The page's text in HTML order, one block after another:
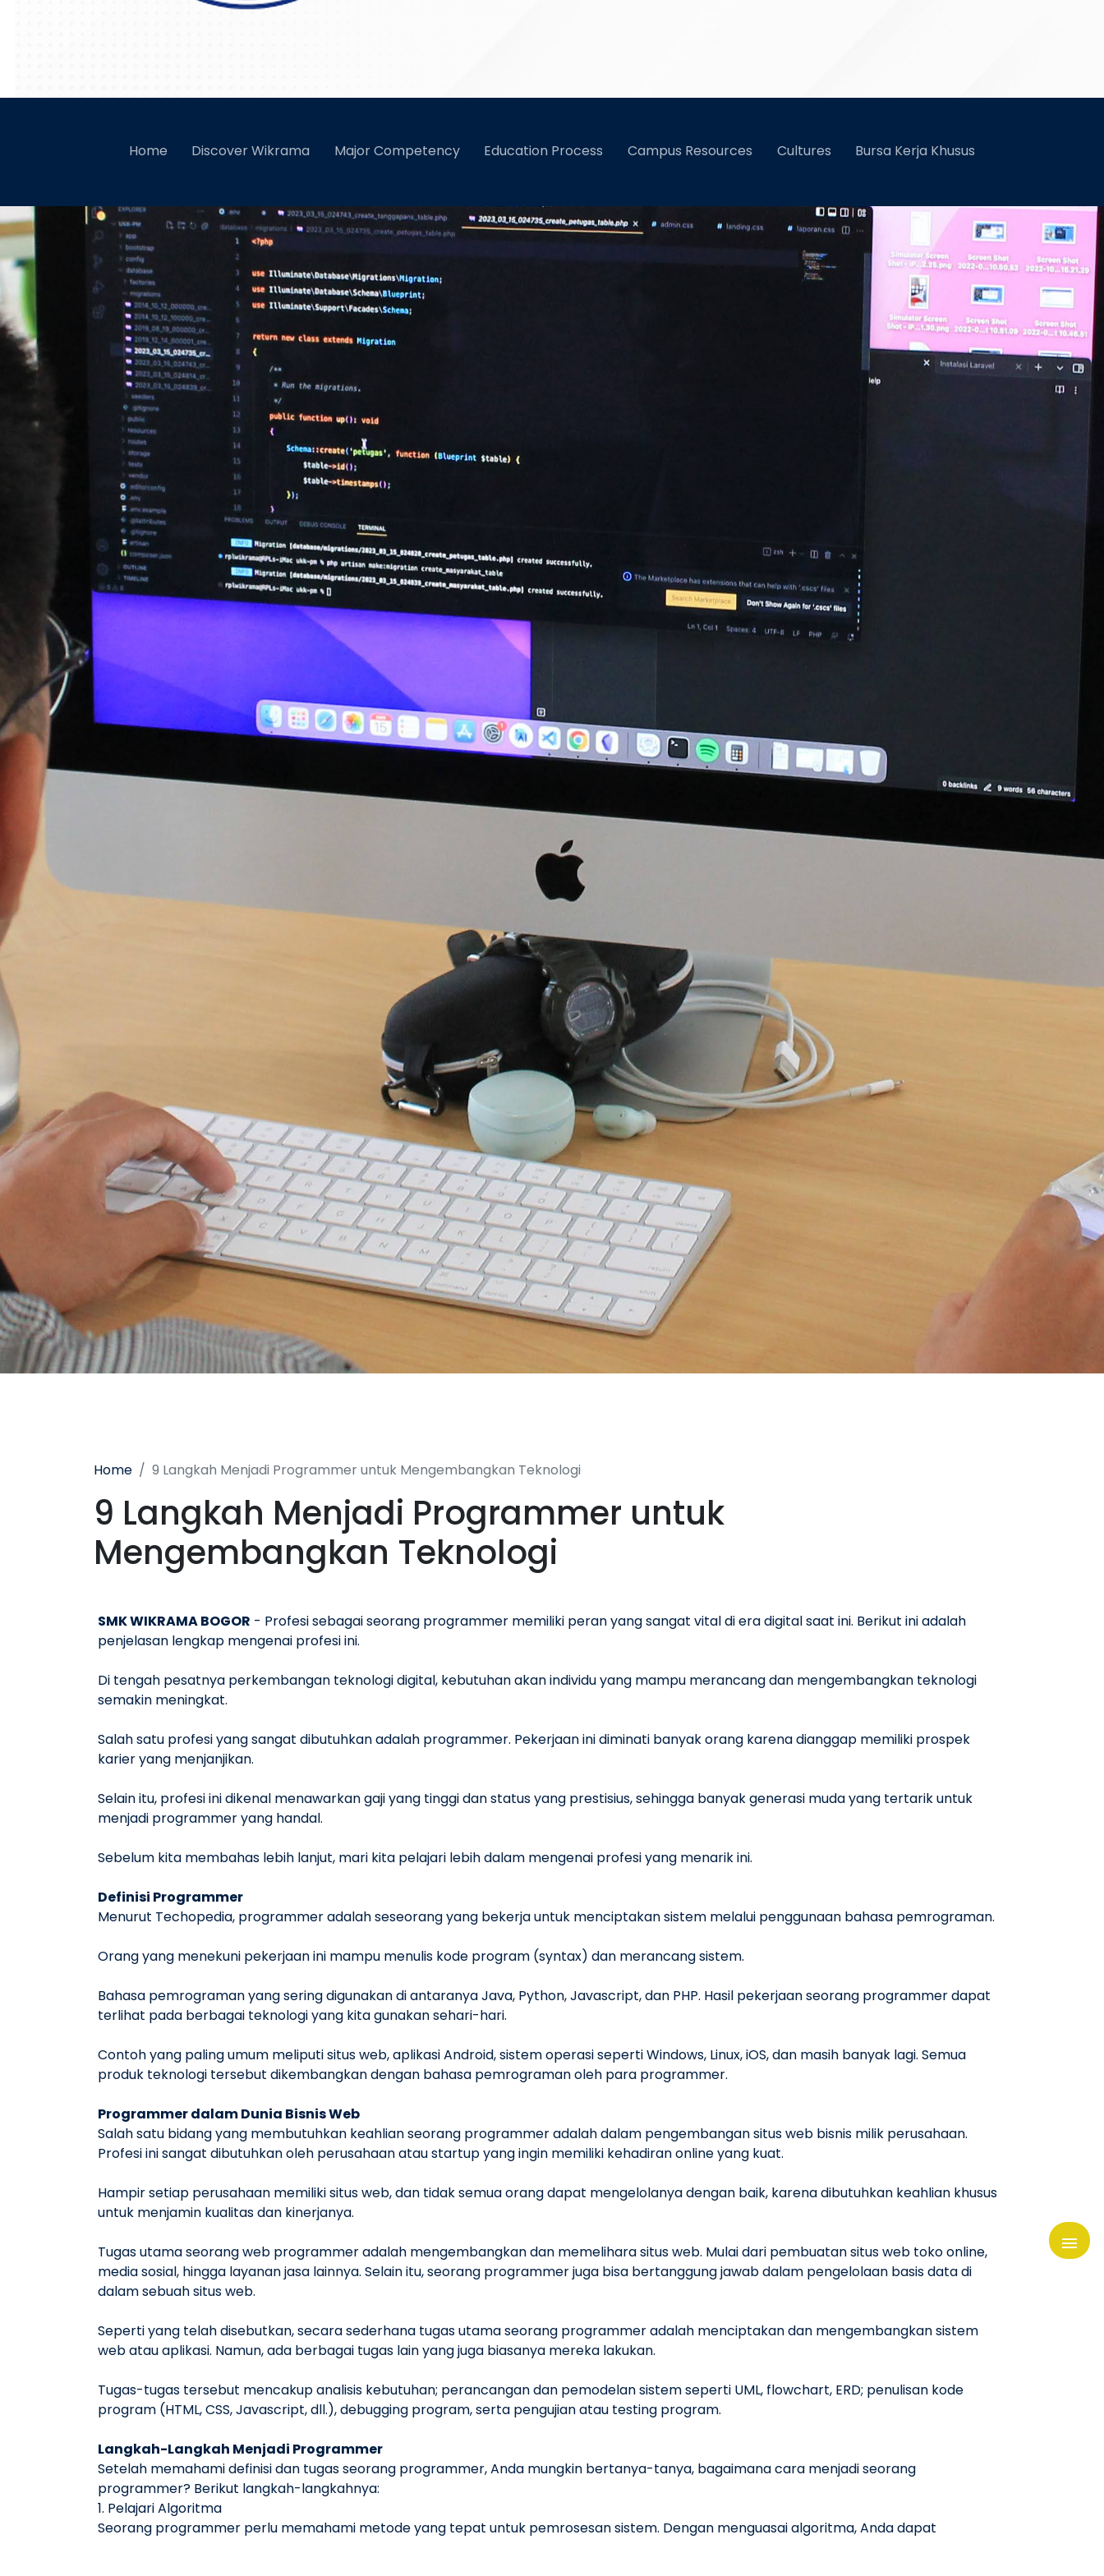
Home Discover Wikrama Major Competency Education Process Campus Resources Cultures Bursa Kerja Khusus
9 Langkah Menjadi Programmer untuk Mengembangkan Teknologi
Bogor
Home 9 Langkah Menjadi Programmer untuk Mengembangkan Teknologi
9 Langkah Menjadi Programmer untuk
Mengembangkan Teknologi
SMK WIKRAMA BOGOR - Profesi sebagai seorang programmer memiliki peran yang sangat vital di era digital saat ini. Berikut ini adalah
penjelasan lengkap mengenai profesi ini.
Di tengah pesatnya perkembangan teknologi digital, kebutuhan akan individu yang mampu merancang dan mengembangkan teknologi
semakin meningkat.
Salah satu profesi yang sangat dibutuhkan adalah programmer. Pekerjaan ini diminati banyak orang karena dianggap memiliki prospek
karier yang menjanjikan.
Selain itu, profesi ini dikenal menawarkan gaji yang tinggi dan status yang prestisius, sehingga banyak generasi muda yang tertarik untuk
menjadi programmer yang handal.
Sebelum kita membahas lebih lanjut, mari kita pelajari lebih dalam mengenai profesi yang menarik ini.
Definisi Programmer
Menurut Techopedia, programmer adalah seseorang yang bekerja untuk menciptakan sistem melalui penggunaan bahasa pemrograman.
Orang yang menekuni pekerjaan ini mampu menulis kode program (syntax) dan merancang sistem.
Bahasa pemrograman yang sering digunakan di antaranya Java, Python, Javascript, dan PHP. Hasil pekerjaan seorang programmer dapat
terlihat pada berbagai teknologi yang kita gunakan sehari-hari.
Contoh yang paling umum meliputi situs web, aplikasi Android, sistem operasi seperti Windows, Linux, iOS, dan masih banyak lagi. Semua
produk teknologi tersebut dikembangkan dengan bahasa pemrograman oleh para programmer.
Programmer dalam Dunia Bisnis Web
Salah satu bidang yang membutuhkan keahlian seorang programmer adalah dalam pengembangan situs web bisnis milik perusahaan.
Profesi ini sangat dibutuhkan oleh perusahaan atau startup yang ingin memiliki kehadiran online yang kuat.
Hampir setiap perusahaan memiliki situs web, dan tidak semua orang dapat mengelolanya dengan baik, karena dibutuhkan keahlian khusus
untuk menjamin kualitas dan kinerjanya.
Tugas utama seorang web programmer adalah mengembangkan dan memelihara situs web. Mulai dari pembuatan situs web toko online,
media sosial, hingga layanan jasa lainnya. Selain itu, seorang programmer juga bisa bertanggung jawab dalam pengelolaan basis data di
dalam sebuah situs web.
Seperti yang telah disebutkan, secara sederhana tugas utama seorang programmer adalah menciptakan dan mengembangkan sistem
web atau aplikasi. Namun, ada berbagai tugas lain yang juga biasanya mereka lakukan.
Tugas-tugas tersebut mencakup analisis kebutuhan; perancangan dan pemodelan sistem seperti UML, flowchart, ERD; penulisan kode
program (HTML, CSS, Javascript, dll.), debugging program, serta pengujian atau testing program.
Langkah-Langkah Menjadi Programmer
Setelah memahami definisi dan tugas seorang programmer, Anda mungkin bertanya-tanya, bagaimana cara menjadi seorang
programmer? Berikut langkah-langkahnya:
1. Pelajari Algoritma
Seorang programmer perlu memahami metode yang tepat untuk pemrosesan sistem. Dengan menguasai algoritma, Anda dapat